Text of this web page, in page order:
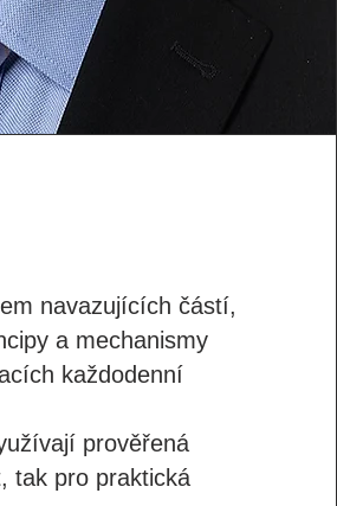
navazujících částí,
a mechanismy
každodenní
prověřená
tak pro praktická